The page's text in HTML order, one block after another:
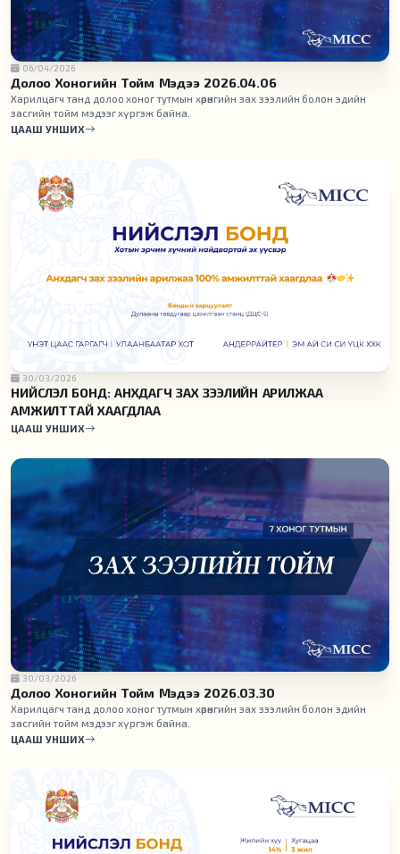
06/04/2026
Долоо Хоногийн Тойм Мэдээ 2026.04.06
Харилцагч танд долоо хоног тутмын хөрөнгийн зах зээлийн болон эдийн
засгийн тойм мэдээг хүргэж байна.
ЦААШ УНШИХ
30/03/2026
НИЙСЛЭЛ БОНД: АНХДАГЧ ЗАХ ЗЭЭЛИЙН АРИЛЖАА
АМЖИЛТТАЙ ХААГДЛАА
ЦААШ УНШИХ
30/03/2026
Долоо Хоногийн Тойм Мэдээ 2026.03.30
Харилцагч танд долоо хоног тутмын хөрөнгийн зах зээлийн болон эдийн
засгийн тойм мэдээг хүргэж байна.
ЦААШ УНШИХ